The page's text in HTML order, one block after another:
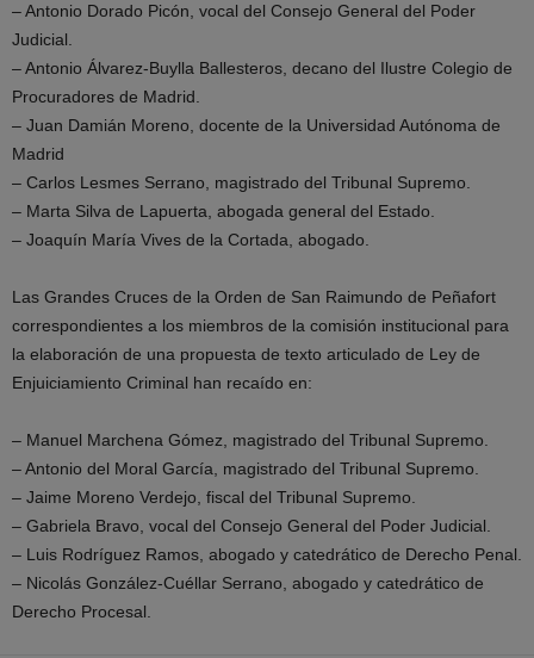
– Antonio Dorado Picón, vocal del Consejo General del Poder
Judicial.
– Antonio Álvarez-Buylla Ballesteros, decano del Ilustre Colegio de
Procuradores de Madrid.
– Juan Damián Moreno, docente de la Universidad Autónoma de
Madrid
– Carlos Lesmes Serrano, magistrado del Tribunal Supremo.
– Marta Silva de Lapuerta, abogada general del Estado.
– Joaquín María Vives de la Cortada, abogado.
Las Grandes Cruces de la Orden de San Raimundo de Peñafort
correspondientes a los miembros de la comisión institucional para
la elaboración de una propuesta de texto articulado de Ley de
Enjuiciamiento Criminal han recaído en:
– Manuel Marchena Gómez, magistrado del Tribunal Supremo.
– Antonio del Moral García, magistrado del Tribunal Supremo.
– Jaime Moreno Verdejo, fiscal del Tribunal Supremo.
– Gabriela Bravo, vocal del Consejo General del Poder Judicial.
– Luis Rodríguez Ramos, abogado y catedrático de Derecho Penal.
– Nicolás González-Cuéllar Serrano, abogado y catedrático de
Derecho Procesal.